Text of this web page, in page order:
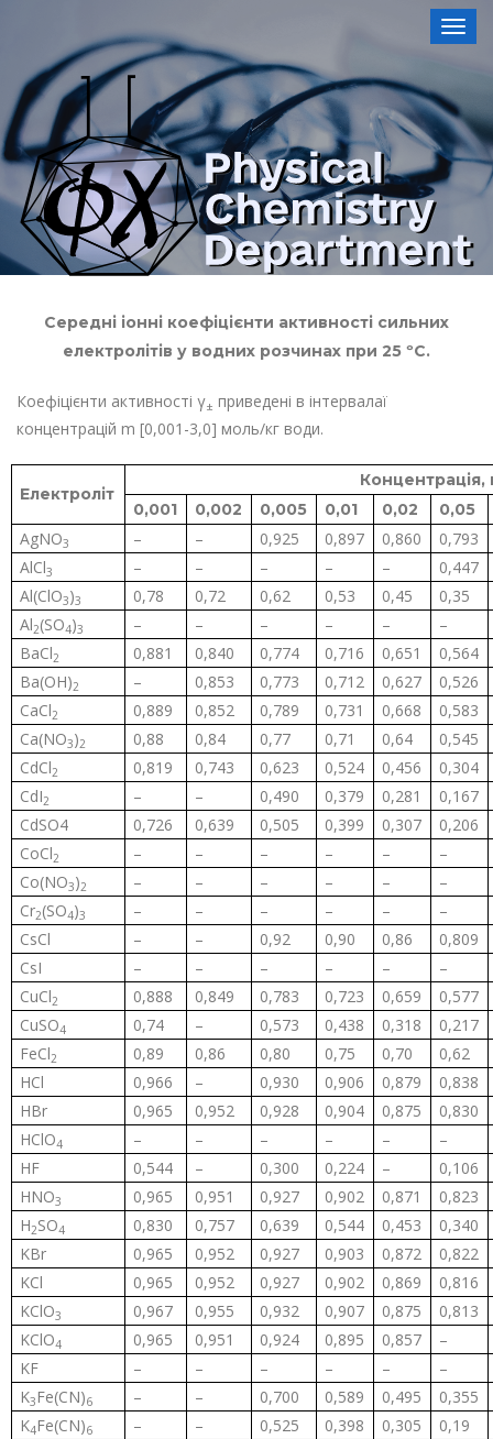
Середні іонні коефіцієнти активності сильних
електролітів у водних розчинах при 25 ºС.
Коефіцієнти активності γ± приведені в інтервалаї
концентрацій m [0,001-3,0] моль/кг води.
Електроліт
0,001
0,002 0,005 0,01 0,02 0,05
AgNO3 – – 0,925 0,897 0,860
0,793
AlCl3 – – – – –
0,447
Al(ClO3)3 0,78 0,72 0,62 0,53 0,45
0,35
Al2(SO4)3 – – – – –
–
BaCl2 0,881 0,840 0,774 0,716 0,651
0,564
Ba(OH)2 – 0,853 0,773 0,712 0,627
0,526
CaCl2 0,889 0,852 0,789 0,731 0,668
0,583
Ca(NO3)2 0,88 0,84 0,77 0,71 0,64
0,545
CdCl2 0,819 0,743 0,623 0,524 0,456
0,304
CdI2 – – 0,490 0,379 0,281
0,167
CdSO4
0,726 0,639 0,505 0,399 0,307
0,206
CoCl2 – – – – –
–
Co(NO3)2 – – – – –
–
Cr2(SO4)3 – – – – –
–
CsCl
– – 0,92 0,90 0,86
0,809
CsI
– – – – –
–
CuCl2 0,888 0,849 0,783 0,723 0,659
0,577
CuSO4 0,74 – 0,573 0,438 0,318
0,217
FeCl2 0,89 0,86 0,80 0,75 0,70
0,62
HCl
0,966 – 0,930 0,906 0,879
0,838
HBr
0,965 0,952 0,928 0,904 0,875
0,830
HClO4 – – – – –
–
HF
0,544 – 0,300 0,224 –
0,106
HNO3 0,965 0,951 0,927 0,902 0,871
0,823
H2SO4 0,830 0,757 0,639 0,544 0,453
0,340
KBr
0,965 0,952 0,927 0,903 0,872
0,822
KCl
0,965 0,952 0,927 0,902 0,869
0,816
KClO3 0,967 0,955 0,932 0,907 0,875
0,813
KClO4 0,965 0,951 0,924 0,895 0,857
–
KF
– – – – –
–
K3 Fe(CN)6 – – 0,700 0,589 0,495
0,355
K4Fe(CN)6 – – 0,525 0,398 0,305
0,19